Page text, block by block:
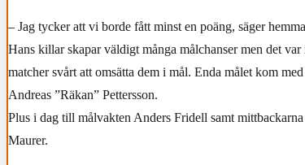
– Jag tycker att vi borde fått minst en poäng, säger
Hans killar skapar väldigt många målchanser men det
matcher svårt att omsätta dem i mål. Enda målet kom
Andreas ”Räkan” Pettersson.
Plus i dag till målvakten Anders Fridell samt
Maurer.